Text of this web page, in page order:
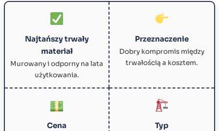
Najtańszy trwały
materiał
Murowany i odporny na lata
użytkowania.
Przeznaczenie
Dobry kompromis między
trwałością a kosztem.
Cena Typ